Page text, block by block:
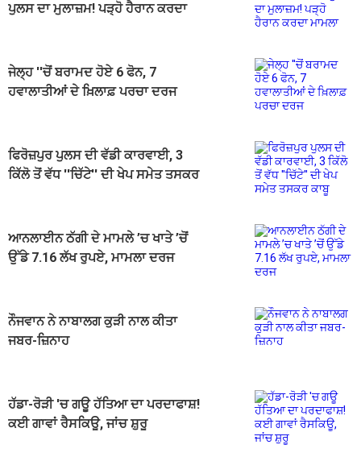
ਪੁਲਸ ਦਾ ਮੁਲਾਜ਼ਮ! ਪੜ੍ਹੋ ਹੈਰਾਨ ਕਰਦਾ
ਜੇਲ੍ਹ ''ਚੋਂ ਬਰਾਮਦ ਹੋਏ 6 ਫੋਨ, 7
ਹਵਾਲਾਤੀਆਂ ਦੇ ਖ਼ਿਲਾਫ਼ ਪਰਚਾ ਦਰਜ
ਫਿਰੋਜ਼ਪੁਰ ਪੁਲਸ ਦੀ ਵੱਡੀ ਕਾਰਵਾਈ, 3
ਕਿੱਲੋ ਤੋਂ ਵੱਧ ''ਚਿੱਟੇ'' ਦੀ ਖੇਪ ਸਮੇਤ ਤਸਕਰ
ਆਨਲਾਈਨ ਠੱਗੀ ਦੇ ਮਾਮਲੇ ’ਚ ਖਾਤੇ ’ਚੋਂ
ਉੱਡੇ 7.16 ਲੱਖ ਰੁਪਏ, ਮਾਮਲਾ ਦਰਜ
ਨੌਜਵਾਨ ਨੇ ਨਾਬਾਲਗ ਕੁੜੀ ਨਾਲ ਕੀਤਾ
ਜਬਰ-ਜ਼ਿਨਾਹ
ਹੱਡਾ-ਰੋੜੀ 'ਚ ਗਊ ਹੱਤਿਆ ਦਾ ਪਰਦਾਫਾਸ਼!
ਕਈ ਗਾਵਾਂ ਰੈਸਕਿਊ, ਜਾਂਚ ਸ਼ੁਰੂ